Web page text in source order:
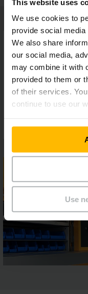
This website uses
We use cookies to
provide social
We also share
our social media,
may combine it with
provided to them or
of their services.
continue to use our
Use